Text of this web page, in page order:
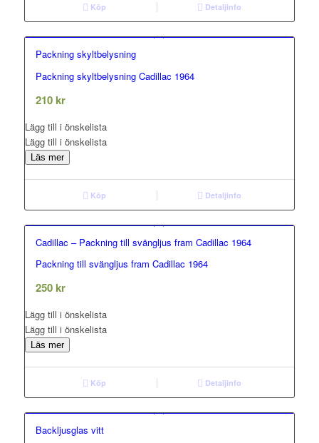
Köp Detaljinfo
Packning skyltbelysning
Packning skyltbelysning Cadillac 1964
210 kr
Lägg till i önskelista
Lägg till i önskelista
Läs mer
Köp Detaljinfo
Cadillac – Packning till svängljus fram Cadillac 1964
Packning till svängljus fram Cadillac 1964
250 kr
Lägg till i önskelista
Lägg till i önskelista
Läs mer
Köp Detaljinfo
Backljusglas vitt